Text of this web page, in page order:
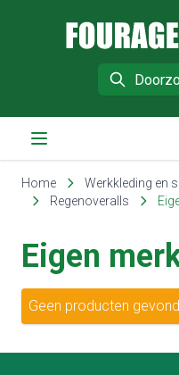
Search
Home Werkkleding en
Regenoveralls
Eigen
Geen producten